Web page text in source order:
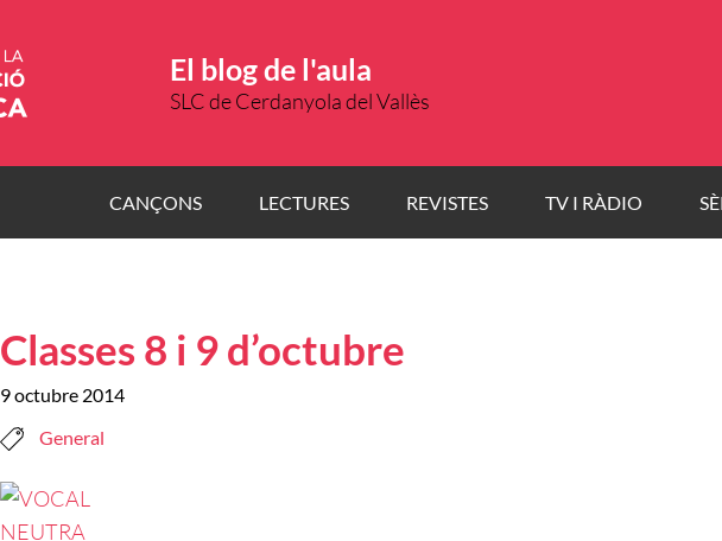
El blog de l'aula
SLC de Cerdanyola del Vallès
CANÇONS LECTURES REVISTES TV I RÀDIO
Classes 8 i 9 d’octubre
9 octubre 2014
General